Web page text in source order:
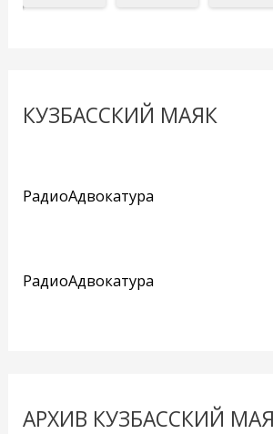
КУЗБАССКИЙ МАЯК
РадиоАдвокатура
РадиоАдвокатура
АРХИВ КУЗБАССКИЙ